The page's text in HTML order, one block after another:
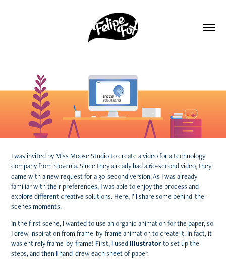
I was invited by Miss Moose Studioto create a video for a technology
company from Slovenia. Since they already had a 60-second video, they
came with a new request for a 30-second version. As I was already
familiar with their preferences, I was able to enjoy the process and
explore different creative solutions. Here, I’ll share some behind-the-
scenes moments.
In the first scene, I wanted to use an organic animation for the paper, so
I drew inspiration from frame-by-frame animation to create it. In fact, it
was entirely frame-by-frame! First, I used Illustratorto set up the
steps, and then I hand-drew each sheet of paper.